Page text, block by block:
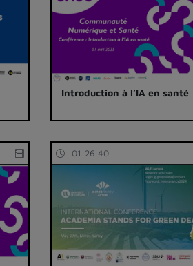
Introduction à l’IA en santé
01:26:40